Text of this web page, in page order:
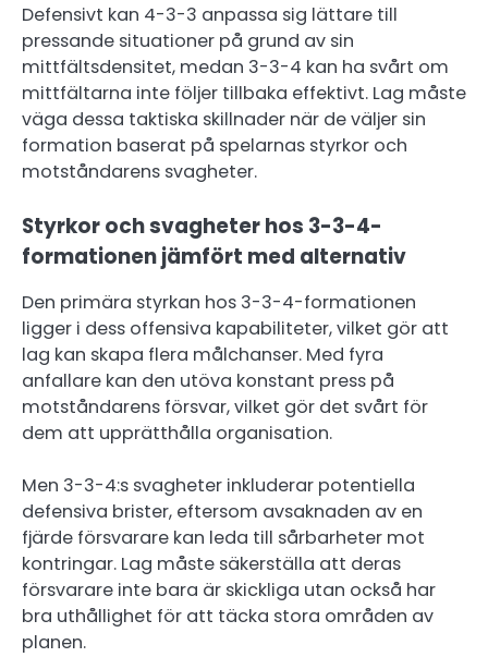
Defensivt kan 4-3-3 anpassa sig lättare till
pressande situationer på grund av sin
mittfältsdensitet, medan 3-3-4 kan ha svårt om
mittfältarna inte följer tillbaka effektivt. Lag måste
väga dessa taktiska skillnader när de väljer sin
formation baserat på spelarnas styrkor och
motståndarens svagheter.
Styrkor och svagheter hos 3-3-4-
formationen jämfört med alternativ
Den primära styrkan hos 3-3-4-formationen
ligger i dess offensiva kapabiliteter, vilket gör att
lag kan skapa flera målchanser. Med fyra
anfallare kan den utöva konstant press på
motståndarens försvar, vilket gör det svårt för
dem att upprätthålla organisation.
Men 3-3-4:s svagheter inkluderar potentiella
defensiva brister, eftersom avsaknaden av en
fjärde försvarare kan leda till sårbarheter mot
kontringar. Lag måste säkerställa att deras
försvarare inte bara är skickliga utan också har
bra uthållighet för att täcka stora områden av
planen.